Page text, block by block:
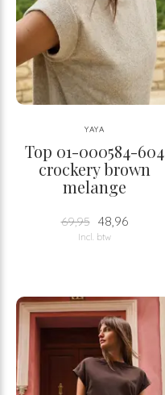
YAYA
Top 01-000584-604
crockery brown
melange
69,95 48,96
Incl. btw